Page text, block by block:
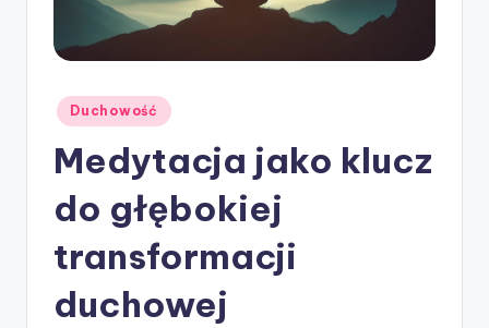
Posted
in
Duchowość
Medytacja jako klucz
do głębokiej
transformacji
duchowej